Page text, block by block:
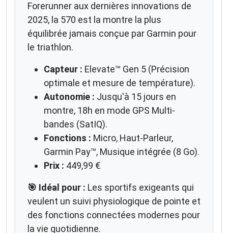
Forerunner aux dernières innovations de
2025, la 570 est la montre la plus
équilibrée jamais conçue par Garmin pour
le triathlon.
Capteur : Elevate™ Gen 5 (Précision
optimale et mesure de température).
Autonomie : Jusqu'à 15 jours en
montre, 18h en mode GPS Multi-
bandes (SatIQ).
Fonctions : Micro, Haut-Parleur,
Garmin Pay™, Musique intégrée (8 Go).
Prix : 449,99 €
🎯 Idéal pour : Les sportifs exigeants qui
veulent un suivi physiologique de pointe et
des fonctions connectées modernes pour
la vie quotidienne.